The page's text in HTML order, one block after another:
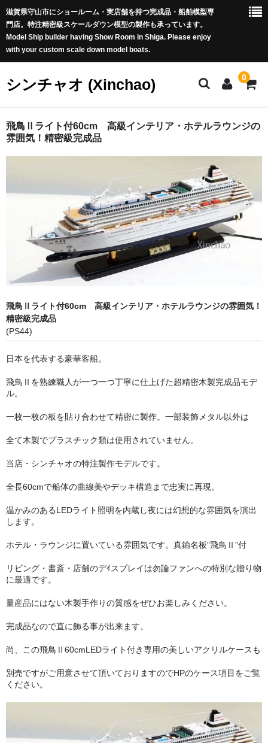
滋賀県守山市にショールーム・実店舗を持つ完成品・船舶模型専
門店。特注精密級スケールダウン模型の製作も承っています。
Model Ship builder having Show Room in Shiga. Please enjoy
with your custom scale down model boats.
シンチャオ (Xinchao) 0
ホーム
世界の帆船 (Famous Tall Ships worldwide)
豪華客船 (Luxury Liners)
戦艦 (Battle Ships)
ヨット (Classic Yachts, Modern Yachts)
ｸﾙｰｻﾞｰ､ｽﾋﾟｰﾄﾞﾎﾞｰﾄ (Modern Yachts , Speed Boats)
ボトルシップ （Bottle Ships)
アクセサリー (Marine Accessories)
特商法に基づく表示 (Specified Commercial Transaction Law)
ショップ紹介 (Information of Xinchao )
お問い合わせ (Contact us for Question)
よくあるお問い合わせ (FAQ)
お便り紹介
飛鳥Ⅱライト付60cm 高級インテリア・ホテルラウンジの
雰囲気！精密級完成品
飛鳥Ⅱライト付60cm 高級インテリア・ホテルラウンジの雰囲気！
精密級完成品
(PS44)
日本を代表する豪華客船。
飛鳥Ⅱを熟練職人が一つ一つ丁寧に仕上げた超精密木製完成品モデ
ル。
一枚一枚の板を貼り合わせて精密に製作。一部装飾メタル以外は
全て木製でプラスチック類は使用されていません。
当店・シンチャオの特注製作モデルです。
全長60cmで船体の曲線美やデッキ構造まで忠実に再現。
温かみのあるLEDライト照明を内蔵し夜には幻想的な雰囲気を演出
します。
ホテル・ラウンジに置いている雰囲気です。真鍮名板”飛鳥Ⅱ”付
リビング・書斎・店舗のデｲスプレイは勿論ファンへの特別な贈り物
に最適です。
量産品にはない木製手作りの質感をぜひお楽しみください。
完成品なので直に飾る事が出来ます。
尚、この飛鳥Ⅱ60cmLEDライト付き専用の美しいアクリルケースも
別売ですがご用意させて頂いておりますのでHPのケース項目をご覧
ください。